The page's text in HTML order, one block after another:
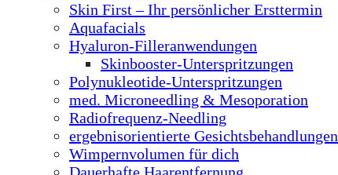
Skin First – Ihr persönlicher Ersttermin
Aquafacials
Hyaluron-Filleranwendungen
Skinbooster-Unterspritzungen
Polynukleotide-Unterspritzungen
med. Microneedling & Mesoporation
Radiofrequenz-Needling
ergebnisorientierte Gesichtsbehandlungen
Wimpernvolumen für dich